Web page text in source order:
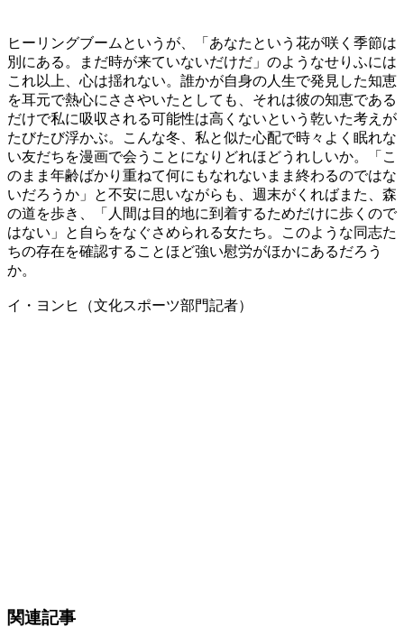
ヒーリングブームというが、「あなたという花が咲く季節は
別にある。まだ時が来ていないだけだ」のようなせりふには
これ以上、心は揺れない。誰かが自身の人生で発見した知恵
を耳元で熱心にささやいたとしても、それは彼の知恵である
だけで私に吸収される可能性は高くないという乾いた考えが
たびたび浮かぶ。こんな冬、私と似た心配で時々よく眠れな
い友だちを漫画で会うことになりどれほどうれしいか。「こ
のまま年齢ばかり重ねて何にもなれないまま終わるのではな
いだろうか」と不安に思いながらも、週末がくればまた、森
の道を歩き、「人間は目的地に到着するためだけに歩くので
はない」と自らをなぐさめられる女たち。このような同志た
ちの存在を確認することほど強い慰労がほかにあるだろう
か。
イ・ヨンヒ（文化スポーツ部門記者）
関連記事